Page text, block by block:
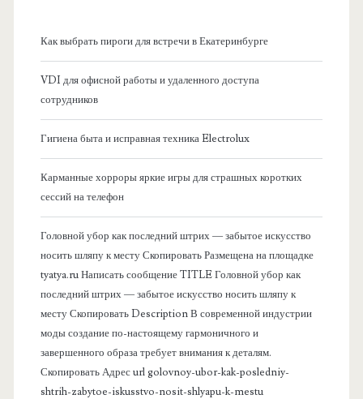
Как выбрать пироги для встречи в Екатеринбурге
VDI для офисной работы и удаленного доступа
сотрудников
Гигиена быта и исправная техника Electrolux
Карманные хорроры яркие игры для страшных коротких
сессий на телефон
Головной убор как последний штрих — забытое искусство
носить шляпу к месту Скопировать Размещена на площадке
tyatya.ru Написать сообщение TITLE Головной убор как
последний штрих — забытое искусство носить шляпу к
месту Скопировать Description В современной индустрии
моды создание по-настоящему гармоничного и
завершенного образа требует внимания к деталям.
Скопировать Адрес url golovnoy-ubor-kak-posledniy-
shtrih-zabytoe-iskusstvo-nosit-shlyapu-k-mestu